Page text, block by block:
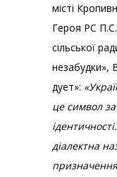
місті
Героя РС П.С.
сільської
незабудки»,
дует»:
це символ
діалектна